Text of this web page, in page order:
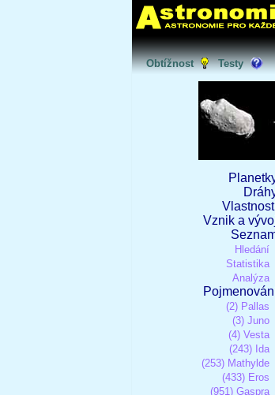
Obtížnost Testy
Vznik a
Hledání
Statistika
Analýza
(2) Pallas
(3) Juno
(4) Vesta
(243) Ida
(253) Mathylde
(433) Eros
(951) Gaspra